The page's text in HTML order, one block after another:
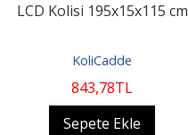
LCD Kolisi 195x15x115 cm
KoliCadde
843,78TL
Sepete Ekle